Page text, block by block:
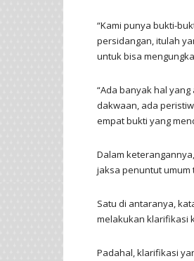
“Kami punya bukti-
persidangan, itulah
untuk bisa
“Ada banyak hal
dakwaan, ada
empat bukti yang
Dalam
jaksa penuntut
Satu di antaranya,
melakukan klarifikasi
Padahal, klarifikasi